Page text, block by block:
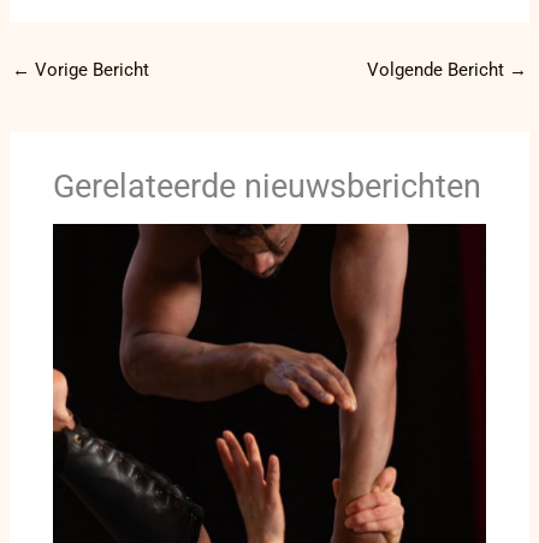
← Vorige Bericht Volgende Bericht →
Gerelateerde nieuwsberichten